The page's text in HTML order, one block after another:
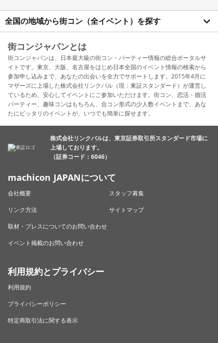
全国の地域から街コン（全イベント）を探す
街コンジャパンとは
街コンジャパンは、日本最大級の街コン・パーティー情報の総合ポータルサ
イトです。東京、大阪、名古屋をはじめ日本全国のイベント情報の検索から
参加申し込みまで、あなたの出会いを全力でサポートします。2015年4月に
マザーズに上場した株式会社リンクバル（現：東証スタンダード）が運営し
ているため、安心してイベントにご参加いただけます。街コン、恋活・婚活
パーティー、趣味コンはもちろん、合コン形式の少人数イベントまで、あな
たにピッタリのイベントが、いつでも簡単に探せます。
株式会社リンクバルは、東京証券取引所スタンダード市場に
上場しております。
（証券コード：6046）
machicon JAPANについて
会社概要
スタッフ募集
リンク方法
サイトマップ
取材・プレスについてのお問い合わせ
イベント掲載のお問い合わせ
利用規約とプライバシー
利用規約
プライバシーポリシー
特定商取引法に関する表示